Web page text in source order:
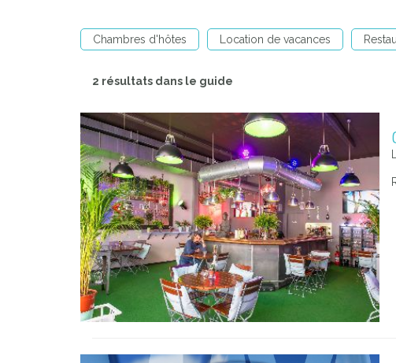
Chambres d'hôtes Location de vacances
2 résultats dans le guide